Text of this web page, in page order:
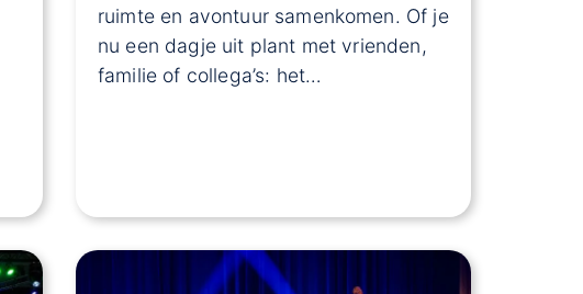
ruimte en avontuur samenkomen. Of je
nu een dagje uit plant met vrienden,
familie of collega’s: het…